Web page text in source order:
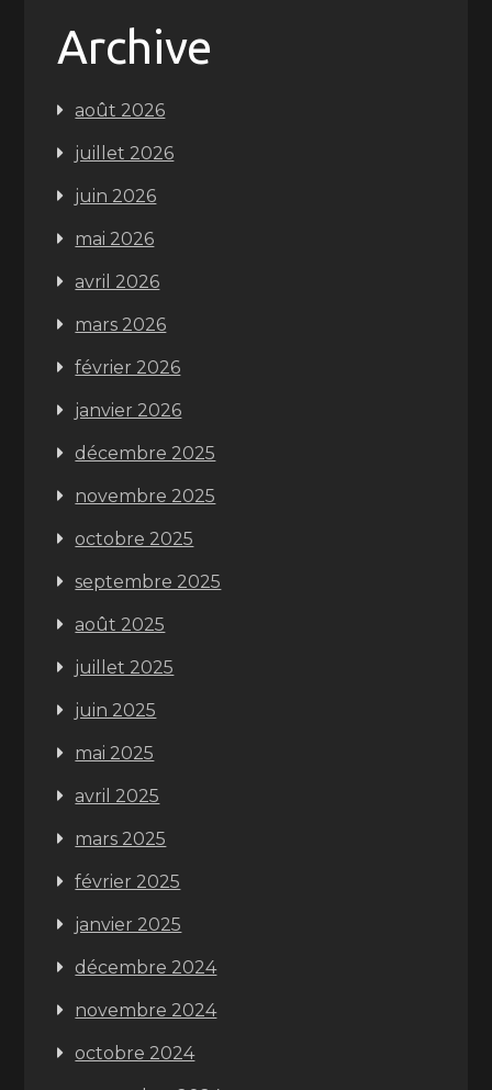
Archive
août 2026
juillet 2026
juin 2026
mai 2026
avril 2026
mars 2026
février 2026
janvier 2026
décembre 2025
novembre 2025
octobre 2025
septembre 2025
août 2025
juillet 2025
juin 2025
mai 2025
avril 2025
mars 2025
février 2025
janvier 2025
décembre 2024
novembre 2024
octobre 2024